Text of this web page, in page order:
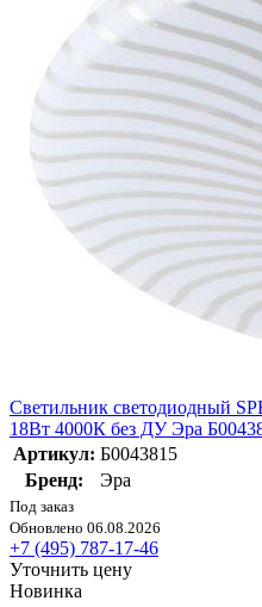
Светильник светодиодный
18Вт 4000К без ДУ Эра
Артикул: Б0043815
Бренд:
Эра
Под заказ
Обновлено 06.08.2026
+7 (495) 787-17-46
Уточнить цену
Новинка